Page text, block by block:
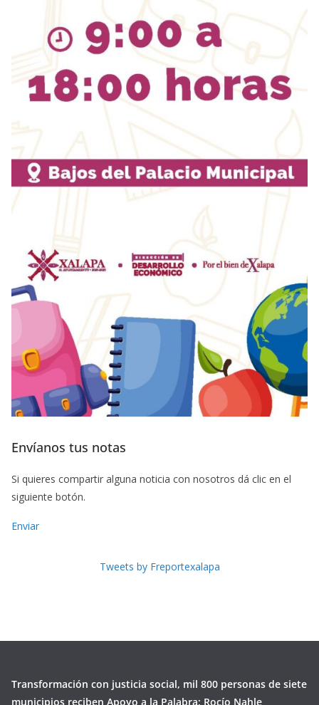
Envíanos tus notas
Si quieres compartir alguna noticia con nosotros dá clic en el
siguiente botón.
Enviar
Tweets by Freportexalapa
Transformación con justicia social, mil 800 personas de siete
municipios reciben Apoyo a la Palabra: Rocío Nahle